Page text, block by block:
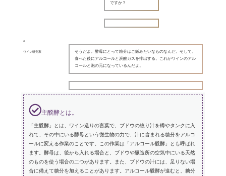
ですか？
ワイン研究家
そうだよ。酵母にとって糖分はご飯みたいなものなんだ。そして、
食べた後にアルコールと炭酸ガスを排出する。これがワインのアル
コールと泡の元になっているんだよ。
主醗酵とは。
「主醗酵」とは、ワイン造りの言葉で、ブドウの絞り汁を樽やタンクに入
れて、その中にいる酵母という微生物の力で、汁に含まれる糖分をアルコ
ールに変える作業のことです。この作業は「アルコール醗酵」とも呼ばれ
ます。酵母は、後から入れる場合と、ブドウや醸造所の空気中にいる天然
のものを使う場合の二つがあります。また、ブドウの汁には、足りない場
合に備えて糖分を加えることがあります。アルコール醗酵が進むと、糖分